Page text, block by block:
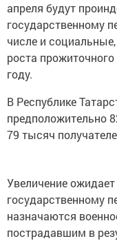
апреля будут
государственному
числе и
роста
году.
В Республике
предположительно
79 тысяч
Увеличение
государственному
назначаются
пострадавшим в